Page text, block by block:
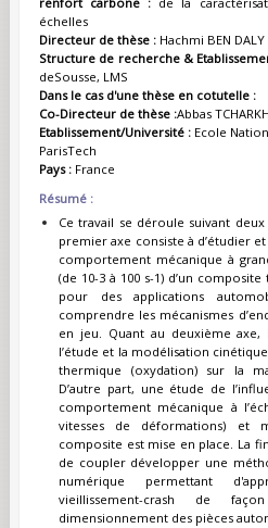
échelles
Directeur de thèse :Hachmi BEN DALY
Structure de recherche &
deSousse, LMS
Dans le cas d'une thèse en cotutelle :
Co-Directeur de thèse :Abbas
Etablissement/Université :Ecole
ParisTech
Pays :France
Résumé :
Ce travail se déroule suivant
premier axe consiste à d’étudier
comportement mécanique à
(de 10-3 à 100 s-1) d’un
pour des applications
comprendre les mécanismes
en jeu. Quant au deuxième axe,
l’étude et la modélisation
thermique (oxydation) sur la
D’autre part, une étude de
comportement mécanique à
vitesses de déformations) et
composite est mise en place. La
de coupler développer une
numérique permettant
vieillissement-crash de
dimensionnement des pièces